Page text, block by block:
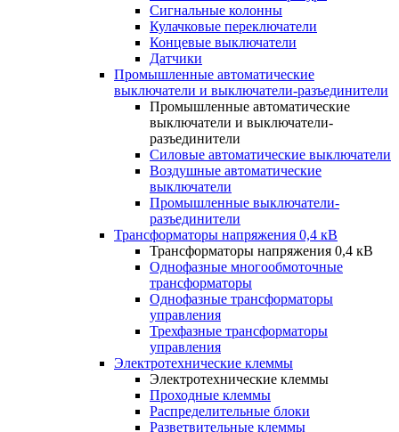
Сигнальные колонны
Кулачковые переключатели
Концевые выключатели
Датчики
Промышленные автоматические
выключатели и выключатели-разъединители
Промышленные автоматические
выключатели и выключатели-
разъединители
Силовые автоматические выключатели
Воздушные автоматические
выключатели
Промышленные выключатели-
разъединители
Трансформаторы напряжения 0,4 кВ
Трансформаторы напряжения 0,4 кВ
Однофазные многообмоточные
трансформаторы
Однофазные трансформаторы
управления
Трехфазные трансформаторы
управления
Электротехнические клеммы
Электротехнические клеммы
Проходные клеммы
Распределительные блоки
Разветвительные клеммы